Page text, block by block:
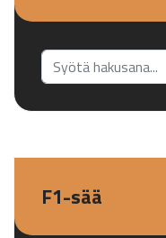
Etsi...
F1-sää